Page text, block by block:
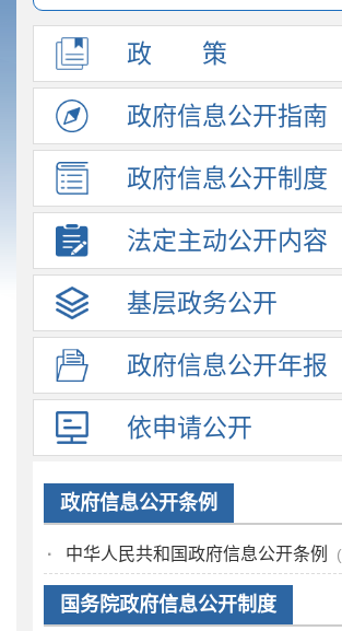
政 策
政府信息公开指南
政府信息公开制度
法定主动公开内容
基层政务公开
政府信息公开年报
依申请公开
政府信息公开条例
· 中华人民共和国政府信息公开条例
国务院政府信息公开制度